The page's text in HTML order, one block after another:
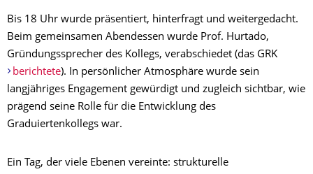
Bis 18 Uhr wurde präsentiert, hinterfragt und weitergedacht.
Beim gemeinsamen Abendessen wurde Prof. Hurtado,
Gründungssprecher des Kollegs, verabschiedet (das GRK
berichtete). In persönlicher Atmosphäre wurde sein
langjähriges Engagement gewürdigt und zugleich sichtbar, wie
prägend seine Rolle für die Entwicklung des
Graduiertenkollegs war.
Ein Tag, der viele Ebenen vereinte: strukturelle